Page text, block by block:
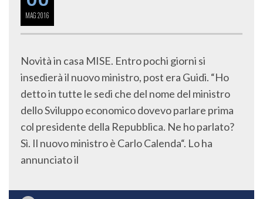
MAG2016
Novità in casa MISE. Entro pochi giorni si
insedierà il nuovo ministro, post era Guidi. “Ho
detto in tutte le sedi che del nome del ministro
dello Sviluppo economico dovevo parlare prima
col presidente della Repubblica. Ne ho parlato?
Sì. Il nuovo ministro è Carlo Calenda“. Lo ha
annunciato il